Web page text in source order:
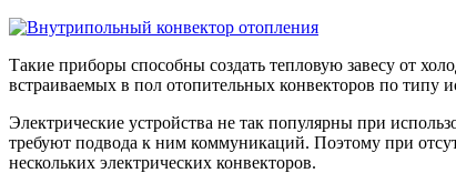
Такие приборы способны создать тепловую завесу от
встраиваемых в пол отопительных конвекторов по типу
Электрические устройства не так популярны при
требуют подвода к ним коммуникаций. Поэтому при
нескольких электрических конвекторов.